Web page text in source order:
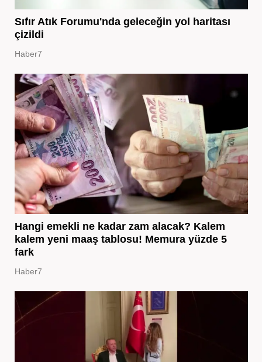
Sıfır Atık Forumu'nda geleceğin yol haritası
çizildi
Haber7
Hangi emekli ne kadar zam alacak? Kalem
kalem yeni maaş tablosu! Memura yüzde 5
fark
Haber7